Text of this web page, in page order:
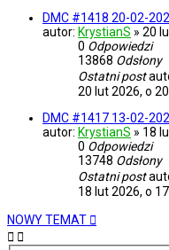
DMC #1418 20-02-
autor: KrystianS » 20
0 Odpowiedzi
13868 Odsłony
Ostatni post
20 lut 2026, o
DMC #1417 13-02-
autor: KrystianS » 18
0 Odpowiedzi
13748 Odsłony
Ostatni post
18 lut 2026, o
NOWY TEMAT